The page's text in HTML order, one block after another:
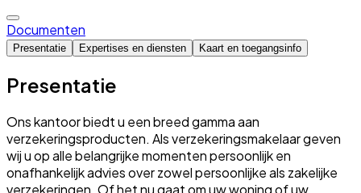
Documenten
Presentatie Expertises en diensten Kaart en toegangsinfo
Presentatie
Ons kantoor biedt u een breed gamma aan
verzekeringsproducten. Als verzekeringsmakelaar geven
wij u op alle belangrijke momenten persoonlijk en
onafhankelijk advies over zowel persoonlijke als zakelijke
verzekeringen. Of het nu gaat om uw woning of uw